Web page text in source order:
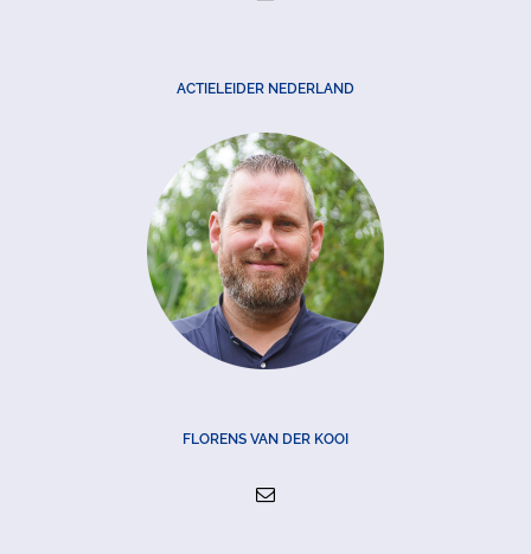
ACTIELEIDER NEDERLAND
FLORENS VAN DER KOOI